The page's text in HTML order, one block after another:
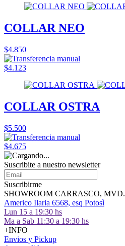
COLLAR NEO
$4.850
$4.123
COLLAR OSTRA
$5.500
$4.675
Suscribite a nuestro newsletter
Suscribirme
SHOWROOM CARRASCO, MVD.
Americo Ilaria 6568, esq Potosì
Lun 15 a 19:30 hs
Ma a Sab 11:30 a 19:30 hs
+INFO
Envios y Pickup